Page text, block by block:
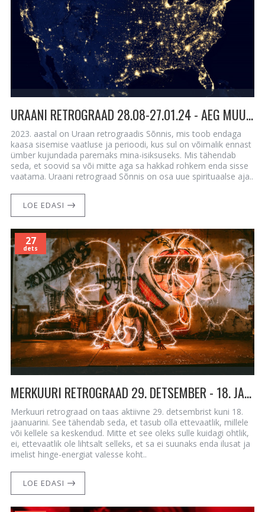
URAANI RETROGRAAD 28.08-27.01.24 - AEG MUUTA ISEENNAST!
2023. aastal on Uraan retrograadis Sõnnis, mis toob endaga
kaasa sisemise vaatluse ja perioodi, kus sul on võimalik ennast
ümber kujundada paremaks mina-isiksuseks. Mis tähendab
seda, et soovid sa või mitte aga sa hakkad rohkem enda sisse
vaatama. Uraani retrograad Sõnnis on osa uue spirituaalse aja..
LOE EDASI
27
dets
MERKUURI RETROGRAAD 29. DETSEMBER - 18. JAANUAR - AVA ENDA SILMAD, AVA ENDA HING!
Merkuuri retrograad on taas aktiivne 29. detsembrist kuni 18.
jaanuarini. See tähendab seda, et tasub olla ettevaatlik, millele
või kellele sa keskendud. Mitte et see oleks sulle kuidagi ohtlik,
ei, ettevaatlik ole lihtsalt selleks, et sa ei suunaks enda ilusat ja
imelist hinge-energiat valesse koht..
LOE EDASI